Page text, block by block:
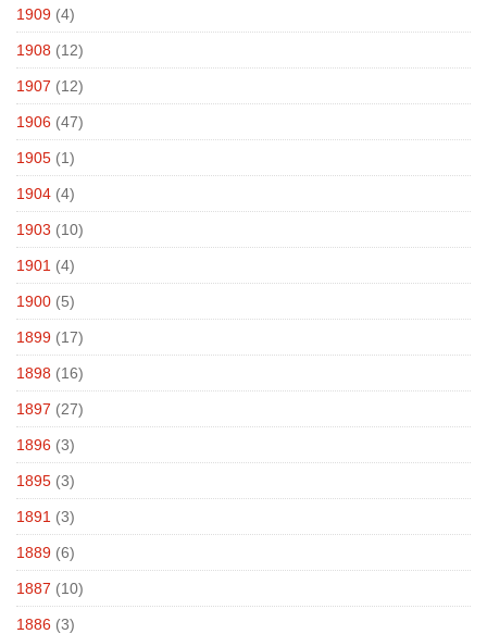
1909 (4)
1908 (12)
1907 (12)
1906 (47)
1905 (1)
1904 (4)
1903 (10)
1901 (4)
1900 (5)
1899 (17)
1898 (16)
1897 (27)
1896 (3)
1895 (3)
1891 (3)
1889 (6)
1887 (10)
1886 (3)